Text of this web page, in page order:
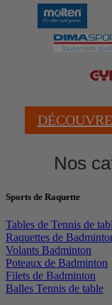
Nos
Sports de Raquette
Tables de Tennis de
Raquettes de
Volants Badminton
Poteaux de Badminton
Filets de Badminton
Balles Tennis de table